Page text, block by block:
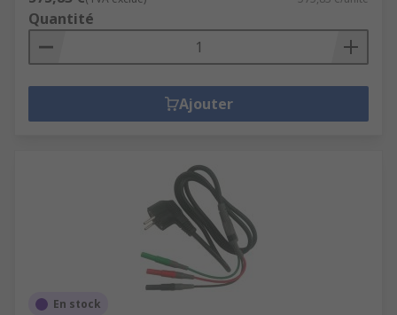
Quantité
Ajouter
En stock